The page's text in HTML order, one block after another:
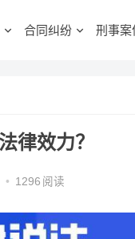
合同纠纷 刑事案
律效力？
• 1296 阅读